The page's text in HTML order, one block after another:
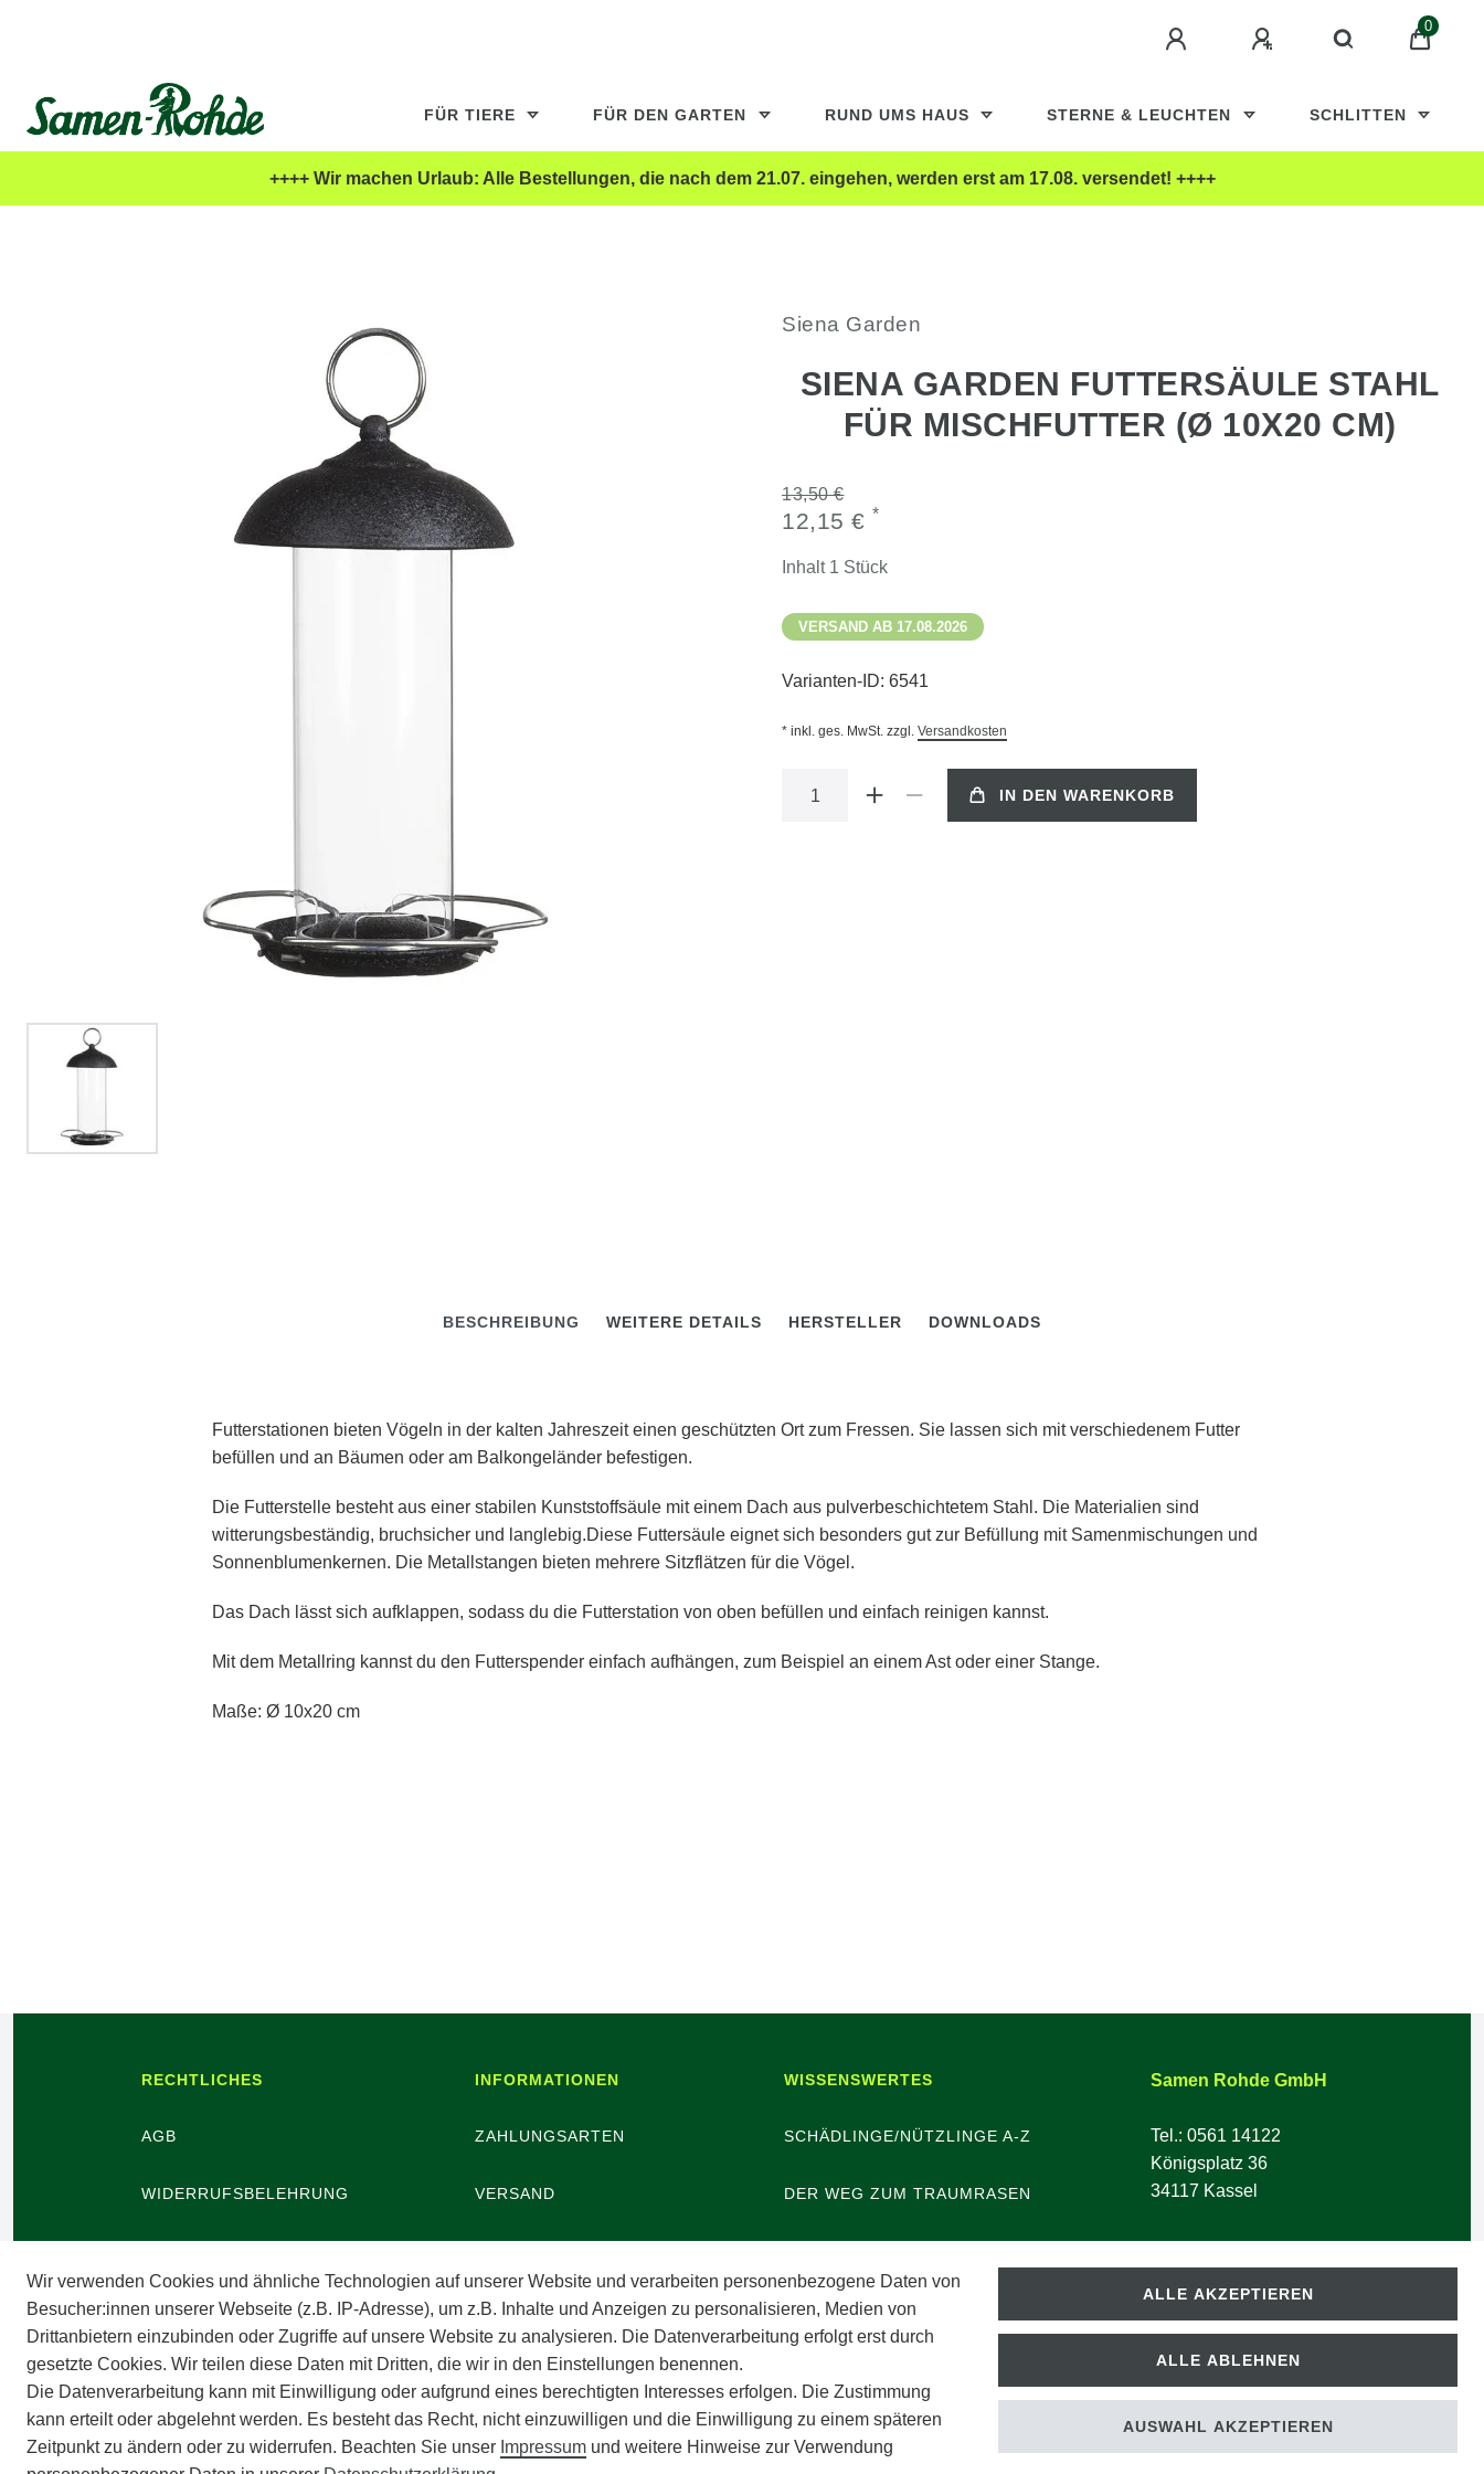
0
FÜR TIERE FÜR DEN GARTEN RUND UMS HAUS STERNE & LEUCHTEN SCHLITTEN
++++ Wir machen Urlaub: Alle Bestellungen, die nach dem 21.07. eingehen, werden erst am 17.08. versendet! ++++
Siena Garden
SIENA GARDEN FUTTERSÄULE STAHL
FÜR MISCHFUTTER (Ø 10X20 CM)
13,50 €
12,15 € *
Inhalt 1 Stück
VERSAND AB 17.08.2026
Varianten-ID: 6541
* inkl. ges. MwSt. zzgl. Versandkosten
IN DEN WARENKORB
BESCHREIBUNG WEITERE DETAILS HERSTELLER DOWNLOADS
Futterstationen bieten Vögeln in der kalten Jahreszeit einen geschützten Ort zum Fressen. Sie lassen sich mit verschiedenem Futter
befüllen und an Bäumen oder am Balkongeländer befestigen.
Die Futterstelle besteht aus einer stabilen Kunststoffsäule mit einem Dach aus pulverbeschichtetem Stahl. Die Materialien sind
witterungsbeständig, bruchsicher und langlebig.Diese Futtersäule eignet sich besonders gut zur Befüllung mit Samenmischungen und
Sonnenblumenkernen. Die Metallstangen bieten mehrere Sitzflätzen für die Vögel.
Das Dach lässt sich aufklappen, sodass du die Futterstation von oben befüllen und einfach reinigen kannst.
Mit dem Metallring kannst du den Futterspender einfach aufhängen, zum Beispiel an einem Ast oder einer Stange.
Maße: Ø 10x20 cm
RECHTLICHES
AGB
WIDERRUFSBELEHRUNG
DATENSCHUTZ
BARRIEREFREIHEIT
IMPRESSUM
INFORMATIONEN
ZAHLUNGSARTEN
VERSAND
VERANSTALTUNGEN
APOTHEKERSCHRANK
WISSENSWERTES
SCHÄDLINGE/NÜTZLINGE A-Z
DER WEG ZUM TRAUMRASEN
Samen Rohde GmbH
Tel.: 0561 14122
Königsplatz 36
34117 Kassel
Wir verwenden Cookies und ähnliche Technologien auf unserer Website und verarbeiten personenbezogene Daten von
Besucher:innen unserer Webseite (z.B. IP-Adresse), um z.B. Inhalte und Anzeigen zu personalisieren, Medien von
Drittanbietern einzubinden oder Zugriffe auf unsere Website zu analysieren. Die Datenverarbeitung erfolgt erst durch
gesetzte Cookies. Wir teilen diese Daten mit Dritten, die wir in den Einstellungen benennen.
Die Datenverarbeitung kann mit Einwilligung oder aufgrund eines berechtigten Interesses erfolgen. Die Zustimmung
kann erteilt oder abgelehnt werden. Es besteht das Recht, nicht einzuwilligen und die Einwilligung zu einem späteren
Zeitpunkt zu ändern oder zu widerrufen. Beachten Sie unser Impressum und weitere Hinweise zur Verwendung
ALLE AKZEPTIEREN
ALLE ABLEHNEN
AUSWAHL AKZEPTIEREN